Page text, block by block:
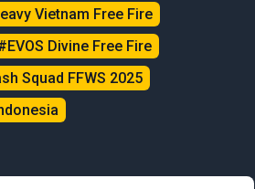
Vietnam Free Fire
Divine Free Fire
Squad FFWS 2025